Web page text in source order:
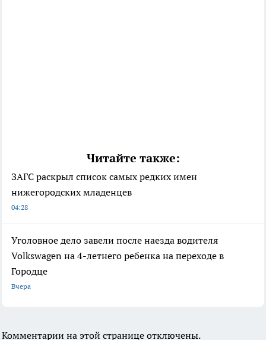
Читайте также:
ЗАГС раскрыл список самых редких имен
нижегородских младенцев
04:28
Уголовное дело завели после наезда водителя
Volkswagen на 4-летнего ребенка на переходе в
Городце
Вчера
Комментарии на этой странице отключены.